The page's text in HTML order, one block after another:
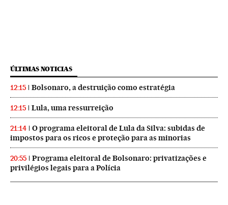
ÚLTIMAS NOTICIAS
12:15 Bolsonaro, a destruição como estratégia
12:15 Lula, uma ressurreição
21:14
O programa eleitoral de Lula da Silva: subidas de
impostos para os ricos e proteção para as minorias
20:55
Programa eleitoral de Bolsonaro: privatizações e
privilégios legais para a Polícia